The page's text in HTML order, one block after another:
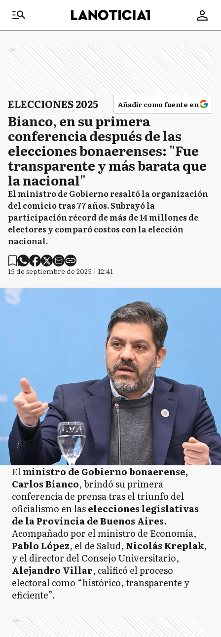
Ads
ELECCIONES 2025 Añadir como fuente en
Bianco, en su primera
conferencia después de las
elecciones bonaerenses: "Fue
transparente y más barata que
la nacional"
El ministro de Gobierno resaltó la organización
del comicio tras 77 años. Subrayó la
participación récord de más de 14 millones de
electores y comparó costos con la elección
nacional.
15 de septiembre de 2025 | 12:41
Elministro de Gobierno bonaerense,
Carlos Bianco, brindó su primera
conferencia de prensa tras el triunfo del
oficialismo en laselecciones legislativas
de la Provincia de Buenos Aires.
Acompañado por el ministro de Economía,
Pablo López, el de Salud, Nicolás Kreplak,
y el director del Consejo Universitario,
Alejandro Villar, calificó el proceso
electoral como “histórico, transparente y
eficiente”.
Ads